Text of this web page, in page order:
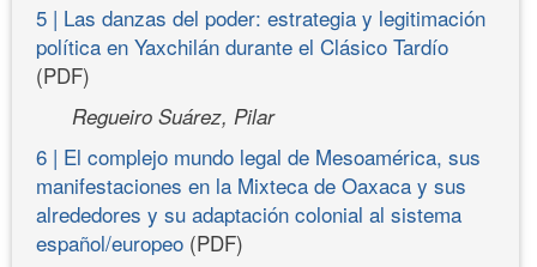
5 | Las danzas del poder: estrategia y legitimación
política en Yaxchilán durante el Clásico Tardío
(PDF)
Regueiro Suárez, Pilar
6 | El complejo mundo legal de Mesoamérica, sus
manifestaciones en la Mixteca de Oaxaca y sus
alrededores y su adaptación colonial al sistema
español/europeo (PDF)